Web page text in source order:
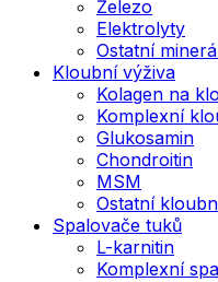
Železo
Elektrolyty
Ostatní
Kloubní výživa
Kolagen na
Komplexní
Glukosamin
Chondroitin
MSM
Ostatní
Spalovače tuků
L-karnitin
Komplexní